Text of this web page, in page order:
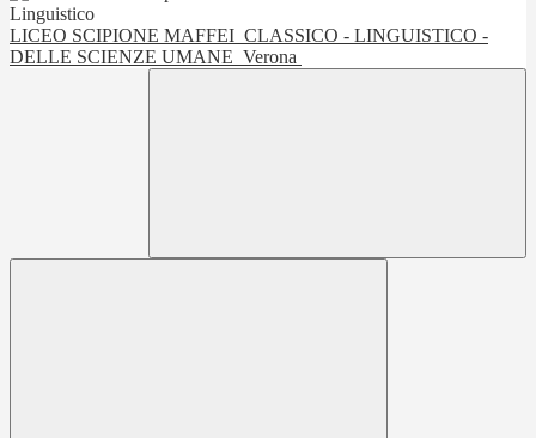
LICEO SCIPIONE MAFFEI CLASSICO - LINGUISTICO -
DELLE SCIENZE UMANE Verona